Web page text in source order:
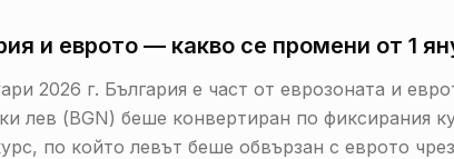
и еврото — какво се промени от 1
2026 г. България е част от еврозоната и
лев (BGN) беше конвертиран по фиксирания
по който левът беше обвързан с еврото